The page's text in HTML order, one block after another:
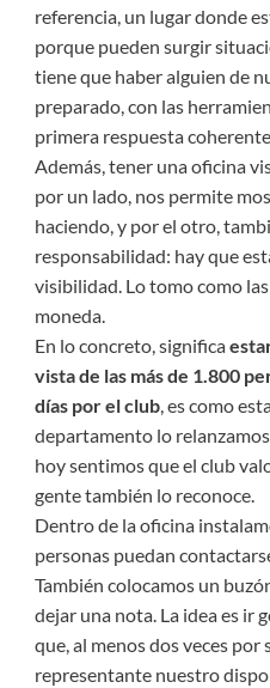
referencia, un lugar donde
porque pueden surgir
tiene que haber alguien de
preparado, con las
primera respuesta
Además, tener una oficina
por un lado, nos permite
haciendo, y por el otro,
responsabilidad: hay que
visibilidad. Lo tomo como
moneda.
En lo concreto, significa
vista de las más de 1.800
días por el club, es como
departamento lo
hoy sentimos que el club
gente también lo reconoce.
Dentro de la oficina
personas puedan
También colocamos un
dejar una nota. La idea es ir
que, al menos dos veces por
representante nuestro